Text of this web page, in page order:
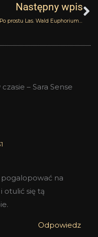
Następny wpis
Las. Po prostu Las. Wald Euphorium Brooklyn.
– Sara Sense
na
otulić się tą
Odpowiedz